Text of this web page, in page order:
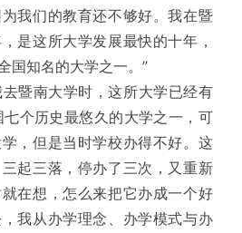
我们的教育还不够好。我在暨
是这所大学发展最快的十年，
国知名的大学之一。”
南大学时，这所大学已经有
个历史最悠久的大学之一，可
，但是当时学校办得不好。这
起三落，停办了三次，又重新
在想，怎么来把它办成一个好
我从办学理念、办学模式与办